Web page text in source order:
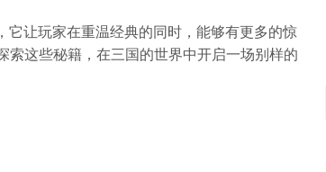
它让玩家在重温经典的同时，能够有更多的惊
这些秘籍，在三国的世界中开启一场别样的